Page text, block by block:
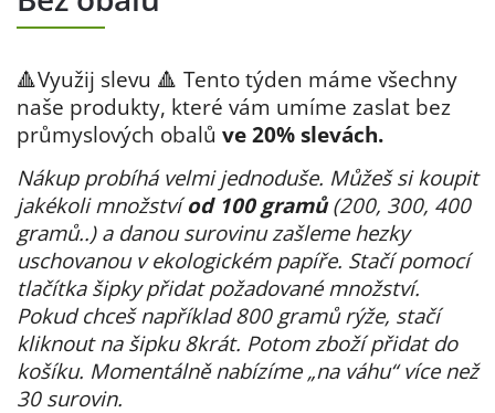
🔺Využij slevu 🔺 Tento týden máme všechny
naše produkty, které vám umíme zaslat bez
průmyslových obalů ve 20% slevách.
Nákup probíhá velmi jednoduše. Můžeš si koupit
jakékoli množstvíod 100 gramů(200, 300, 400
gramů..) a danou surovinu zašleme hezky
uschovanou v ekologickém papíře. Stačí pomocí
tlačítka šipky přidat požadované množství.
Pokud chceš například 800 gramů rýže, stačí
kliknout na šipku 8krát. Potom zboží přidat do
košíku. Momentálně nabízíme „na váhu“ více než
30 surovin.